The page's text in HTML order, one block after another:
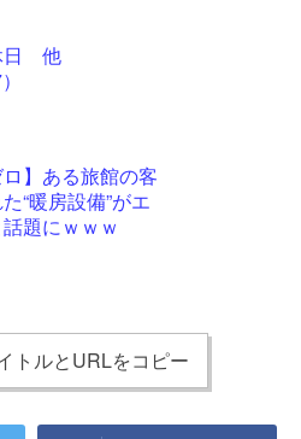
日 他
ロ】ある旅館の客
“暖房設備”がエ
題にｗｗｗ
トルとURLをコピー